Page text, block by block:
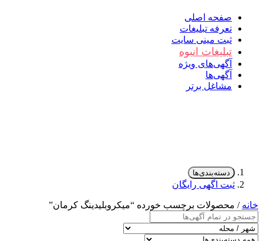
صفحه اصلی
تعرفه تبلیغات
ثبت مینی سایت
تبلیغات انبوه
آگهی‌های ویژه
آگهی‌ها
مشاغل برتر
دسته‌بندی‌ها
ثبت اگهی رایگان
خانه / محصولات برچسب خورده “میکروبلیدینگ کرمان”